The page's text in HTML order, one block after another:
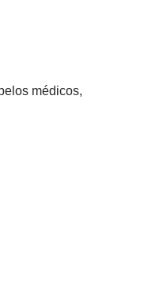
médicos,